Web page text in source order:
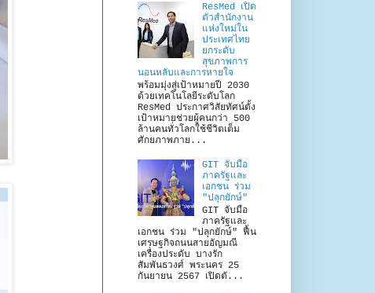
ResMed เปิด
ตัวสำนักงาน
แห่งใหม่ใน
ประเทศไทย
ยกระดับ
สุขภาพการ
นอนหลับและการหายใจ
พร้อมมุ่งสู่เป้าหมายปี 2030
ด้วยเทคโนโลยีระดับโลก
ResMed ประกาศวิสัยทัศน์ตั้ง
เป้าหมายช่วยผู้คนกว่า 500
ล้านคนทั่วโลกใช้ชีวิตเต็ม
ศักยภาพภาย...
GIT จับมือ
ภาครัฐและ
เอกชน ร่วม
"ปลุกยักษ์"
GIT จับมือ
ภาครัฐและ
เอกชน ร่วม "ปลุกยักษ์" ฟื้น
เศรษฐกิจถนนสายอัญมณี
เครื่องประดับ บางรัก
สัมพันธวงศ์ พระนคร 25
กันยายน 2567 เปิดตั...